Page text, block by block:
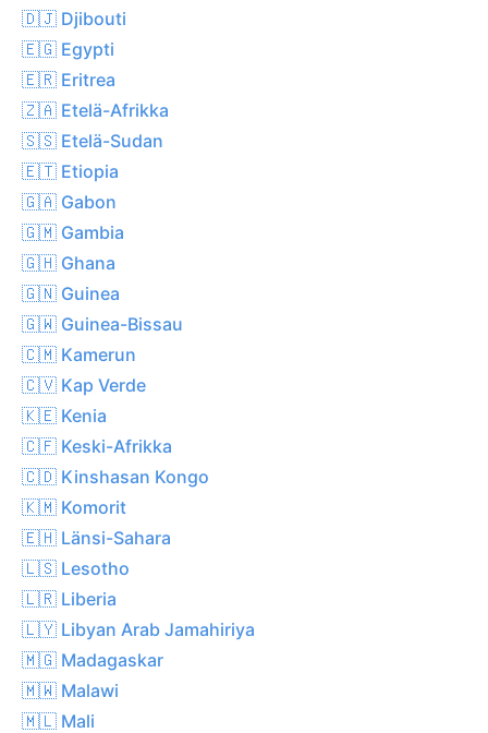
🇩🇯 Djibouti
🇪🇬 Egypti
🇪🇷 Eritrea
🇿🇦 Etelä-Afrikka
🇸🇸 Etelä-Sudan
🇪🇹 Etiopia
🇬🇦 Gabon
🇬🇲 Gambia
🇬🇭 Ghana
🇬🇳 Guinea
🇬🇼 Guinea-Bissau
🇨🇲 Kamerun
🇨🇻 Kap Verde
🇰🇪 Kenia
🇨🇫 Keski-Afrikka
🇨🇩 Kinshasan Kongo
🇰🇲 Komorit
🇪🇭 Länsi-Sahara
🇱🇸 Lesotho
🇱🇷 Liberia
🇱🇾 Libyan Arab Jamahiriya
🇲🇬 Madagaskar
🇲🇼 Malawi
🇲🇱 Mali